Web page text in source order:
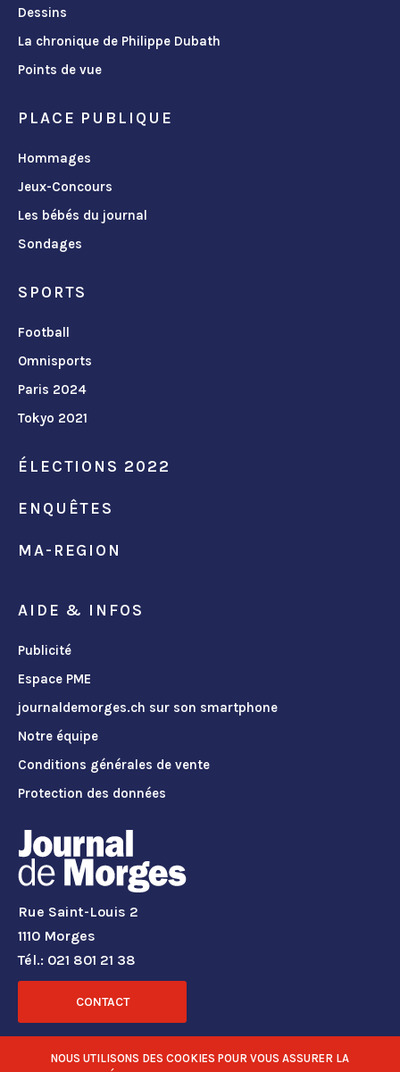
Dessins
La chronique de Philippe Dubath
Points de vue
PLACE PUBLIQUE
Hommages
Jeux-Concours
Les bébés du journal
Sondages
SPORTS
Football
Omnisports
Paris 2024
Tokyo 2021
ÉLECTIONS 2022
ENQUÊTES
MA-REGION
AIDE & INFOS
Publicité
Espace PME
journaldemorges.ch sur son smartphone
Notre équipe
Conditions générales de vente
Protection des données
Rue Saint-Louis 2
1110 Morges
Tél.: 021 801 21 38
CONTACT
RÉSEAUX SOCIAUX
NOUS UTILISONS DES COOKIES POUR VOUS ASSURER LA